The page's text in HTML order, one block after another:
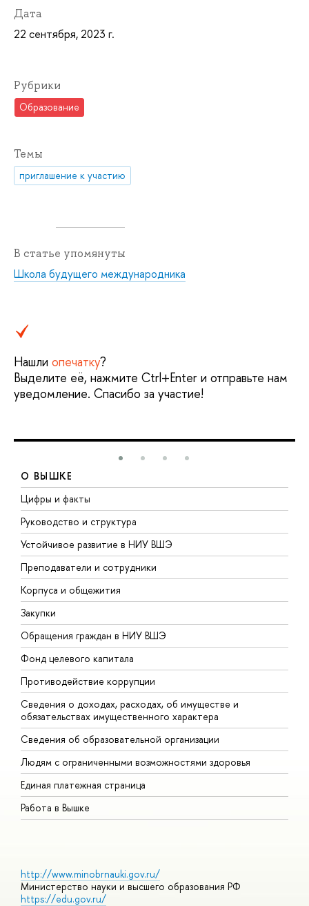
Дата
22 сентября, 2023 г.
Рубрики
Образование
Темы
приглашение к участию
В статье упомянуты
Школа будущего международника
Нашли опечатку?
Выделите её, нажмите Ctrl+Enter и отправьте нам
уведомление. Спасибо за участие!
О ВЫШКЕ
Цифры и факты
Руководство и структура
Устойчивое развитие в НИУ ВШЭ
Преподаватели и сотрудники
Корпуса и общежития
Закупки
Обращения граждан в НИУ ВШЭ
Фонд целевого капитала
Противодействие коррупции
Сведения о доходах, расходах, об имуществе и
обязательствах имущественного характера
Сведения об образовательной организации
Людям с ограниченными возможностями здоровья
Единая платежная страница
Работа в Вышке
http://www.minobrnauki.gov.ru/
Министерство науки и высшего образования РФ
https://edu.gov.ru/